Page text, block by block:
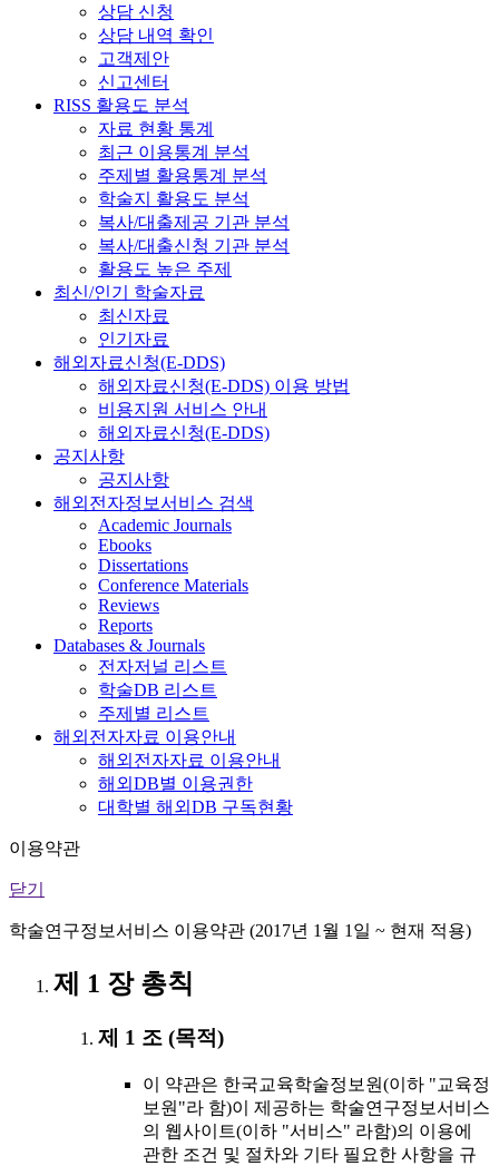
상담 신청
상담 내역 확인
고객제안
신고센터
RISS 활용도 분석
자료 현황 통계
최근 이용통계 분석
주제별 활용통계 분석
학술지 활용도 분석
복사/대출제공 기관 분석
복사/대출신청 기관 분석
활용도 높은 주제
최신/인기 학술자료
최신자료
인기자료
해외자료신청(E-DDS)
해외자료신청(E-DDS) 이용 방법
비용지원 서비스 안내
해외자료신청(E-DDS)
공지사항
공지사항
해외전자정보서비스 검색
Academic Journals
Ebooks
Dissertations
Conference Materials
Reviews
Reports
Databases & Journals
전자저널 리스트
학술DB 리스트
주제별 리스트
해외전자자료 이용안내
해외전자자료 이용안내
해외DB별 이용권한
대학별 해외DB 구독현황
이용약관
닫기
학술연구정보서비스 이용약관 (2017년 1월 1일 ~ 현재 적용)
제 1 장 총칙
제 1 조 (목적)
이 약관은 한국교육학술정보원(이하 "교육정
보원"라 함)이 제공하는 학술연구정보서비스
의 웹사이트(이하 "서비스" 라함)의 이용에
관한 조건 및 절차와 기타 필요한 사항을 규